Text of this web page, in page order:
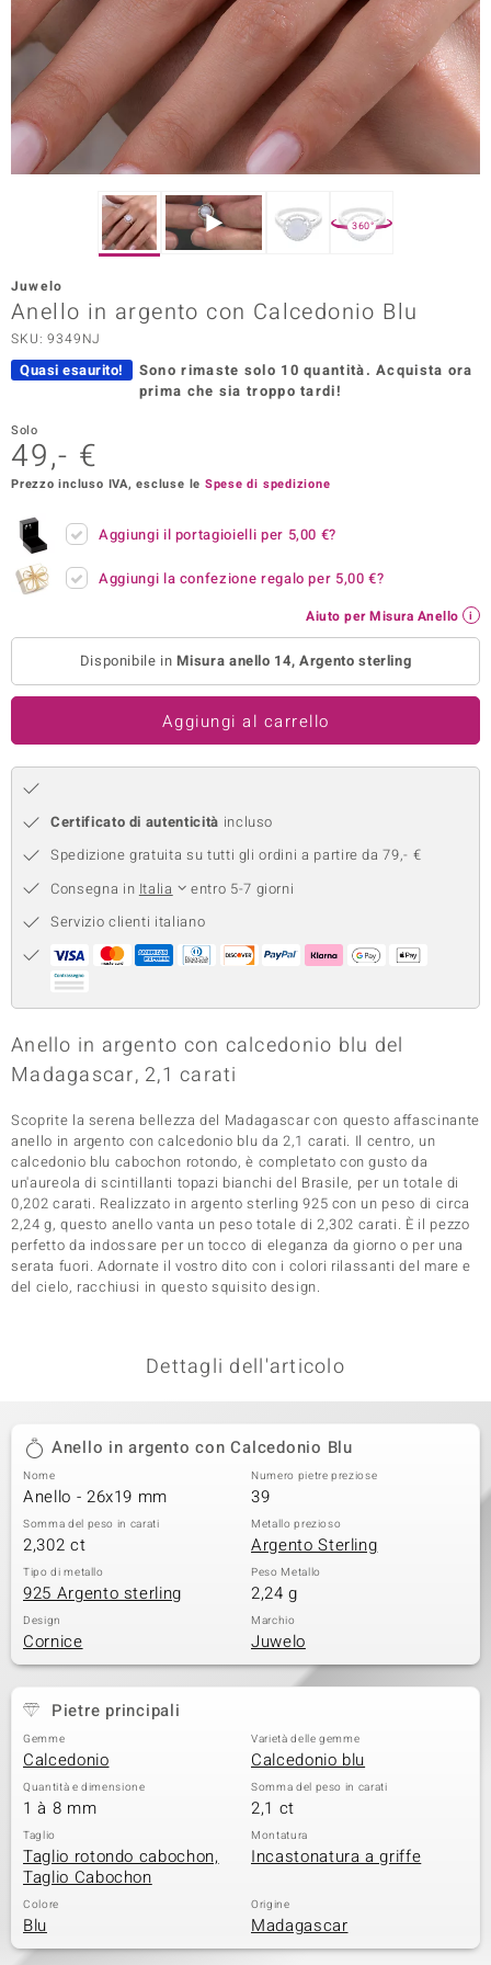
Designs
SELECTION
Paraíso
del Boss
Collection
by de Melo
Classics
360°
Juwelo
Anello in argento con Calcedonio Blu
SKU: 9349NJ
Quasi esaurito! Sono rimaste solo 10 quantità. Acquista ora
prima che sia troppo tardi!
Solo
49,- €
Prezzo incluso IVA, escluse le Spese di spedizione
Aggiungi il portagioielli per 5,00 €?
Aggiungi la confezione regalo per 5,00 €?
Aiuto per Misura Anello
Disponibile inMisura anello 14, Argento sterling
Aggiungi al carrello
Certificato di autenticità incluso
Spedizione gratuita su tutti gli ordini a partire da 79,- €
Consegna in Italia
entro 5-7 giorni
Servizio clienti italiano
Anello in argento con calcedonio blu del
Madagascar, 2,1 carati
Scoprite la serena bellezza del Madagascar con questo affascinante
anello in argento con calcedonio blu da 2,1 carati. Il centro, un
calcedonio blu cabochon rotondo, è completato con gusto da
un'aureola di scintillanti topazi bianchi del Brasile, per un totale di
0,202 carati. Realizzato in argento sterling 925 con un peso di circa
2,24 g, questo anello vanta un peso totale di 2,302 carati. È il pezzo
perfetto da indossare per un tocco di eleganza da giorno o per una
serata fuori. Adornate il vostro dito con i colori rilassanti del mare e
del cielo, racchiusi in questo squisito design.
Dettagli dell'articolo
Anello in argento con Calcedonio Blu
Nome
Anello - 26x19 mm
Numero pietre preziose
39
Somma del peso in carati
2,302 ct
Metallo prezioso
Argento Sterling
Tipo di metallo
925 Argento sterling
Peso Metallo
2,24 g
Design
Cornice
Marchio
Juwelo
Pietre principali
Gemme
Calcedonio
Varietà delle gemme
Calcedonio blu
Quantità e dimensione
1 à 8 mm
Somma del peso in carati
2,1 ct
Taglio
Taglio rotondo cabochon,
Taglio Cabochon
Montatura
Incastonatura a griffe
Colore
Blu
Origine
Madagascar